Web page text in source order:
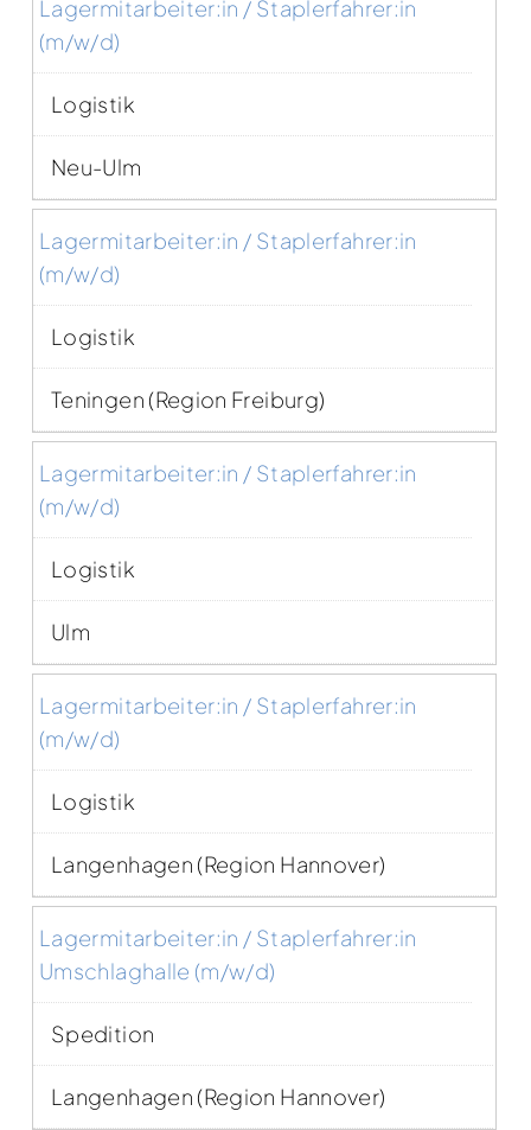
Lagermitarbeiter:in / Staplerfahrer:in
(m/w/d)
Logistik
Neu-Ulm
Lagermitarbeiter:in / Staplerfahrer:in
(m/w/d)
Logistik
Teningen (Region Freiburg)
Lagermitarbeiter:in / Staplerfahrer:in
(m/w/d)
Logistik
Ulm
Lagermitarbeiter:in / Staplerfahrer:in
(m/w/d)
Logistik
Langenhagen (Region Hannover)
Lagermitarbeiter:in / Staplerfahrer:in
Umschlaghalle (m/w/d)
Spedition
Langenhagen (Region Hannover)